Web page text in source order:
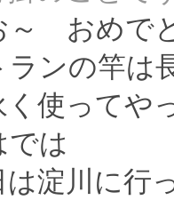
～ おめで
ランの竿は
く使ってや
では
は淀川に行